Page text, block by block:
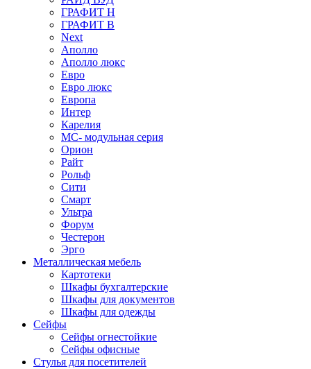
ГРАФИТ Н
ГРАФИТ В
Next
Аполло
Аполло люкс
Евро
Евро люкс
Европа
Интер
Карелия
МС- модульная серия
Орион
Райт
Рольф
Сити
Смарт
Ультра
Форум
Честерон
Эрго
Металлическая мебель
Картотеки
Шкафы бухгалтерские
Шкафы для документов
Шкафы для одежды
Сейфы
Сейфы огнестойкие
Сейфы офисные
Стулья для посетителей